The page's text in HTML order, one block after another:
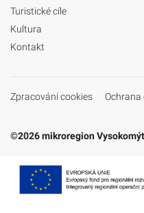
Turistické cíle
Kultura
Kontakt
Zpracování cookies Ochrana
©2026 mikroregion